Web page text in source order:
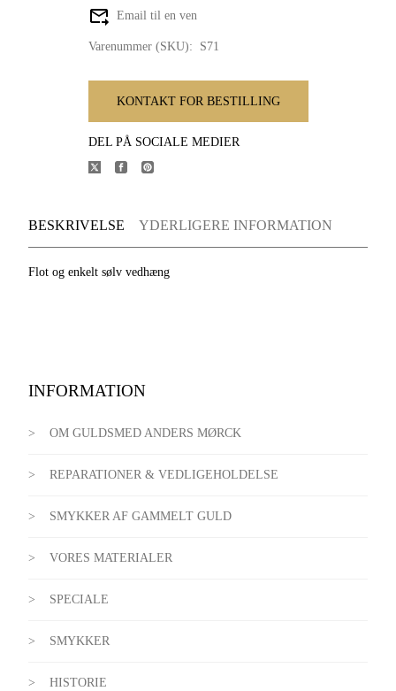
Email til en ven
Varenummer (SKU): S71
KONTAKT FOR BESTILLING
DEL PÅ SOCIALE MEDIER
BESKRIVELSE YDERLIGERE INFORMATION
Flot og enkelt sølv vedhæng
INFORMATION
OM GULDSMED ANDERS MØRCK
REPARATIONER & VEDLIGEHOLDELSE
SMYKKER AF GAMMELT GULD
VORES MATERIALER
SPECIALE
SMYKKER
HISTORIE